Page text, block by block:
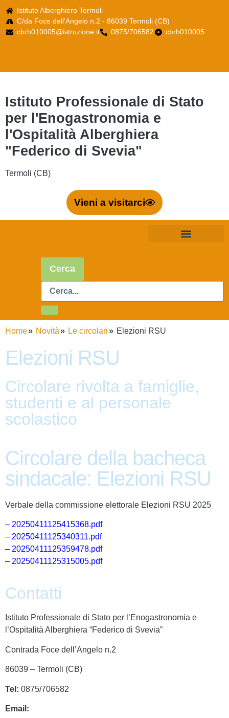
Istituto Alberghiero Termoli
C/da Foce dell'Angelo n.2 - 86039 Termoli (CB)
cbrh010005@istruzione.it
0875/706582 cbrh010005
Istituto Professionale di Stato
per l'Enogastronomia e
l'Ospitalità Alberghiera
"Federico di Svevia"
Termoli (CB)
Vieni a visitarci
Cerca
Home Novità Le circolari Elezioni RSU
Elezioni RSU
Circolare rivolta a famiglie,
studenti e al personale
scolastico
Circolare della bacheca
sindacale: Elezioni RSU
Verbale della commissione elettorale Elezioni RSU 2025
– 20250411125415368.pdf
– 20250411125340311.pdf
– 20250411125359478.pdf
– 20250411125315005.pdf
Contatti
Istituto Professionale di Stato per l’Enogastronomia e
l’Ospitalità Alberghiera “Federico di Svevia”
Contrada Foce dell’Angelo n.2
86039 – Termoli (CB)
Tel: 0875/706582
Email: